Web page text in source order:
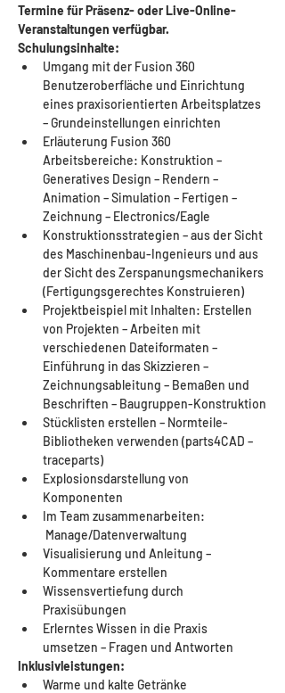
Termine für Präsenz- oder Live-Online-
Veranstaltungen verfügbar.
Schulungsinhalte:
Umgang mit der Fusion 360
Benutzeroberfläche und Einrichtung
eines praxisorientierten Arbeitsplatzes
– Grundeinstellungen einrichten
Erläuterung Fusion 360
Arbeitsbereiche: Konstruktion –
Generatives Design – Rendern –
Animation – Simulation – Fertigen –
Zeichnung – Electronics/Eagle
Konstruktionsstrategien – aus der Sicht
des Maschinenbau-Ingenieurs und aus
der Sicht des Zerspanungsmechanikers
(Fertigungsgerechtes Konstruieren)
Projektbeispiel mit Inhalten: Erstellen
von Projekten – Arbeiten mit
verschiedenen Dateiformaten –
Einführung in das Skizzieren –
Zeichnungsableitung – Bemaßen und
Beschriften – Baugruppen-Konstruktion
Stücklisten erstellen – Normteile-
Bibliotheken verwenden (parts4CAD –
traceparts)
Explosionsdarstellung von
Komponenten
Im Team zusammenarbeiten:
Manage/Datenverwaltung
Visualisierung und Anleitung –
Kommentare erstellen
Wissensvertiefung durch
Praxisübungen
Erlerntes Wissen in die Praxis
umsetzen – Fragen und Antworten
Inklusivleistungen:
Warme und kalte Getränke